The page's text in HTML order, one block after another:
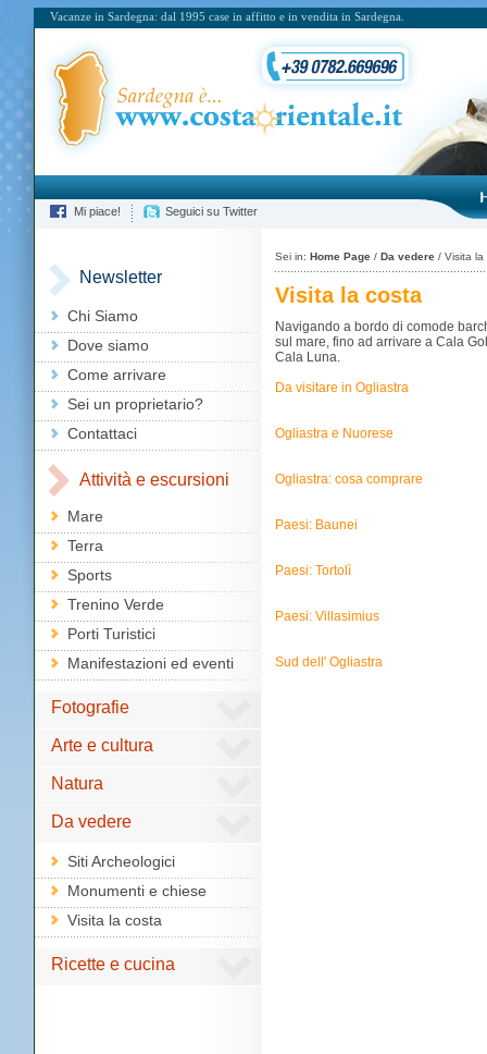
Vacanze in Sardegna: dal 1995 case in affitto e in vendita in Sardegna.
Mi piace! Seguici su Twitter
Newsletter
Chi Siamo
Dove siamo
Come arrivare
Sei un proprietario?
Contattaci
Attività e escursioni
Mare
Terra
Sports
Trenino Verde
Porti Turistici
Manifestazioni ed eventi
Fotografie
Arte e cultura
Natura
Da vedere
Siti Archeologici
Monumenti e chiese
Visita la costa
Ricette e cucina
Sei in: Home Page / Da vedere / Visita la
Visita la costa
Navigando a bordo di comode
sul mare, fino ad arrivare a Cala
Cala Luna.
Da visitare in Ogliastra
Ogliastra e Nuorese
Ogliastra: cosa comprare
Paesi: Baunei
Paesi: Tortolì
Paesi: Villasimius
Sud dell' Ogliastra